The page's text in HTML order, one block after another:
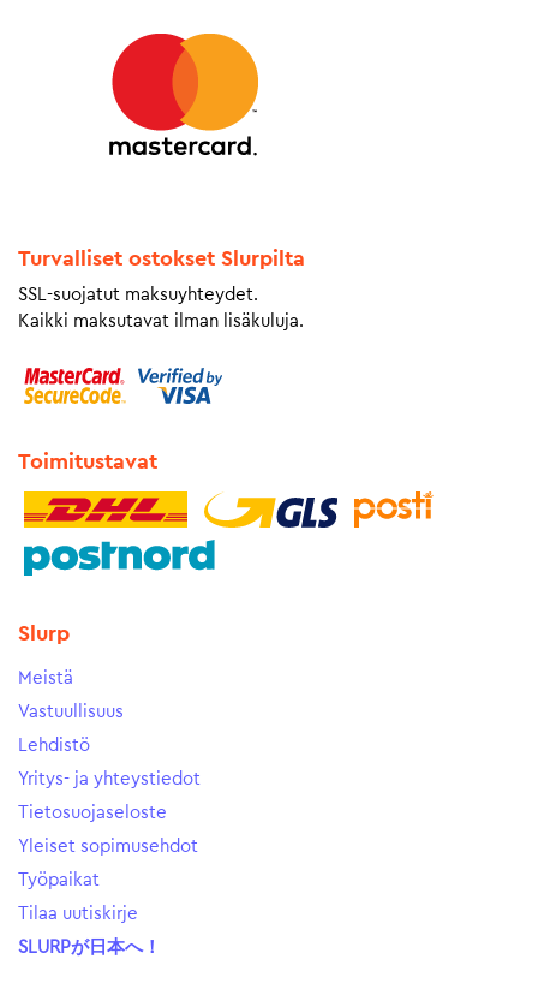
Turvalliset ostokset Slurpilta
SSL-suojatut maksuyhteydet.
Kaikki maksutavat ilman lisäkuluja.
Toimitustavat
Slurp
Meistä
Vastuullisuus
Lehdistö
Yritys- ja yhteystiedot
Tietosuojaseloste
Yleiset sopimusehdot
Työpaikat
Tilaa uutiskirje
SLURPが日本へ！